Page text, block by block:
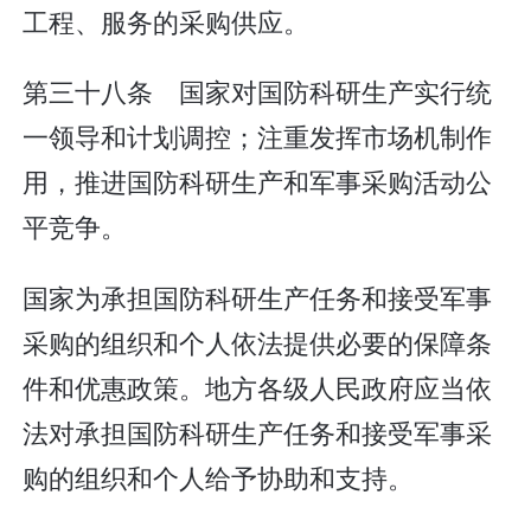
工程、服务的采购供应。
第三十八条 国家对国防科研生产实行统
一领导和计划调控；注重发挥市场机制作
用，推进国防科研生产和军事采购活动公
平竞争。
国家为承担国防科研生产任务和接受军事
采购的组织和个人依法提供必要的保障条
件和优惠政策。地方各级人民政府应当依
法对承担国防科研生产任务和接受军事采
购的组织和个人给予协助和支持。